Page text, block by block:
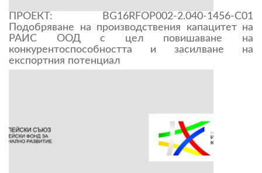
ПРОЕКТ: BG16RFOP002-2.040-1456-C01
Подобряване на производствения капацитет на
РАИС ООД с цел повишаване на
конкурентоспособността и засилване на
експортния потенциал